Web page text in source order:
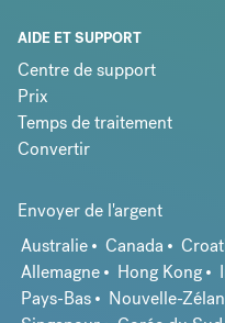
AIDE ET SUPPORT
Centre de support
Prix
Temps de traitement
Convertir
Envoyer de l'argent
Australie
Canada
Allemagne
Hong Kong
Pays-Bas
Nouvelle-